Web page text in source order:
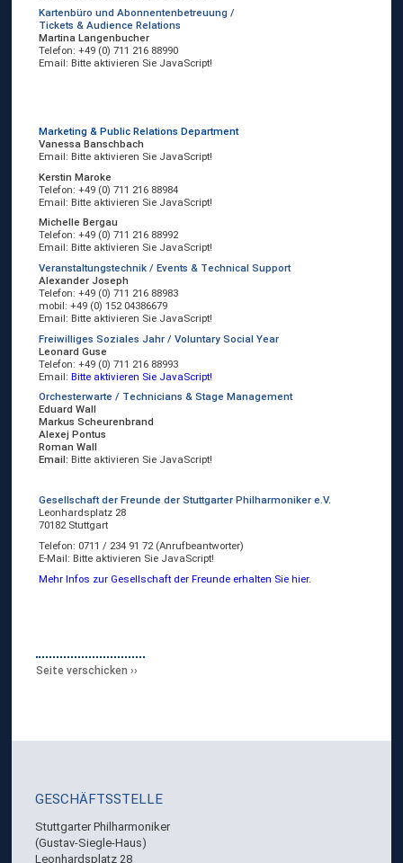
Kartenbüro und Abonnentenbetreuung /
Tickets & Audience Relations
Martina Langenbucher
Telefon: +49 (0) 711 216 88990
Email: Bitte aktivieren Sie JavaScript!
Marketing & Public Relations Department
Vanessa Banschbach
Email: Bitte aktivieren Sie JavaScript!
Kerstin Maroke
Telefon: +49 (0) 711 216 88984
Email: Bitte aktivieren Sie JavaScript!
Michelle Bergau
Telefon: +49 (0) 711 216 88992
Email: Bitte aktivieren Sie JavaScript!
Veranstaltungstechnik / Events & Technical Support
Alexander Joseph
Telefon: +49 (0) 711 216 88983
mobil: +49 (0) 152 04386679
Email: Bitte aktivieren Sie JavaScript!
Freiwilliges Soziales Jahr / Voluntary Social Year
Leonard Guse
Telefon: +49 (0) 711 216 88993
Email: Bitte aktivieren Sie JavaScript!
Orchesterwarte / Technicians & Stage Management
Eduard Wall
Markus Scheurenbrand
Alexej Pontus
Roman Wall
Email: Bitte aktivieren Sie JavaScript!
Gesellschaft der Freunde der Stuttgarter Philharmoniker e.V.
Leonhardsplatz 28
70182 Stuttgart
Telefon: 0711 / 234 91 72 (Anrufbeantworter)
E-Mail: Bitte aktivieren Sie JavaScript!
Mehr Infos zur Gesellschaft der Freunde erhalten Sie hier.
GESCHÄFTSSTELLE
Stuttgarter Philharmoniker
(Gustav-Siegle-Haus)
Leonhardsplatz 28
Seite verschicken